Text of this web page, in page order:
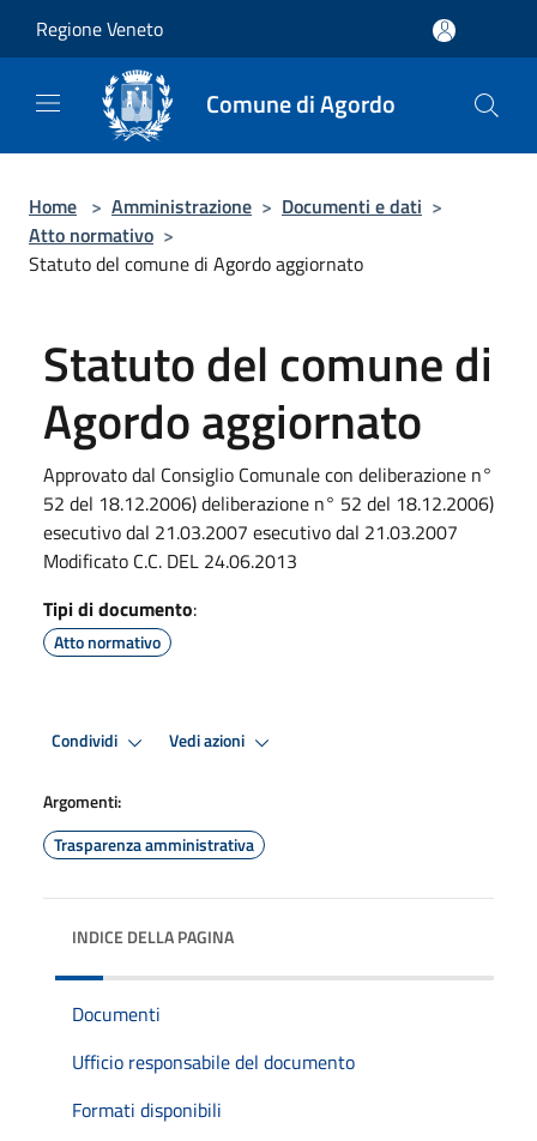
Regione Veneto
Comune di Agordo
Home > Amministrazione > Documenti e dati >
Atto normativo >
Statuto del comune di Agordo aggiornato
Statuto del comune di
Agordo aggiornato
Approvato dal Consiglio Comunale con deliberazione n°
52 del 18.12.2006) deliberazione n° 52 del 18.12.2006)
esecutivo dal 21.03.2007 esecutivo dal 21.03.2007
Modificato C.C. DEL 24.06.2013
Tipi di documento:
Atto normativo
Condividi Vedi azioni
Argomenti:
Trasparenza amministrativa
INDICE DELLA PAGINA
Documenti
Ufficio responsabile del documento
Formati disponibili